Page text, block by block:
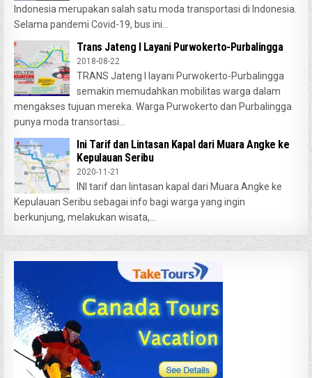
Indonesia merupakan salah satu moda transportasi di Indonesia.
Selama pandemi Covid-19, bus ini...
Trans Jateng I Layani Purwokerto-Purbalingga
2018-08-22
TRANS Jateng I layani Purwokerto-Purbalingga
semakin memudahkan mobilitas warga dalam
mengakses tujuan mereka. Warga Purwokerto dan Purbalingga
punya moda transortasi...
Ini Tarif dan Lintasan Kapal dari Muara Angke ke
Kepulauan Seribu
2020-11-21
INI tarif dan lintasan kapal dari Muara Angke ke
Kepulauan Seribu sebagai info bagi warga yang ingin
berkunjung, melakukan wisata,...